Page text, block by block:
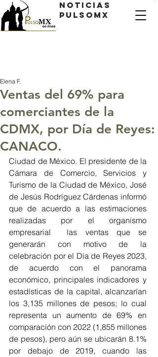
Noticias
PulsoMX
Ventas del 69% para
comerciantes de la
CDMX, por Día de Reyes:
CANACO.
Elena F.
Ciudad de México. El presidente de la
Cámara de Comercio, Servicios y
Turismo de la Ciudad de México, José
de Jesús Rodríguez Cárdenas informó
que de acuerdo a las estimaciones
realizadas por el organismo
empresarial  las ventas que se
generarán con motivo de la
celebración por el Día de Reyes 2023,
de acuerdo con el panorama
económico, principales indicadores y
estadísticas de la capital, alcanzarían
los 3,135 millones de pesos; lo cual
representa un aumento de 69% en
comparación con 2022 (1,855 millones
de pesos), pero aún se ubicarán 8.1%
por debajo de 2019, cuando las